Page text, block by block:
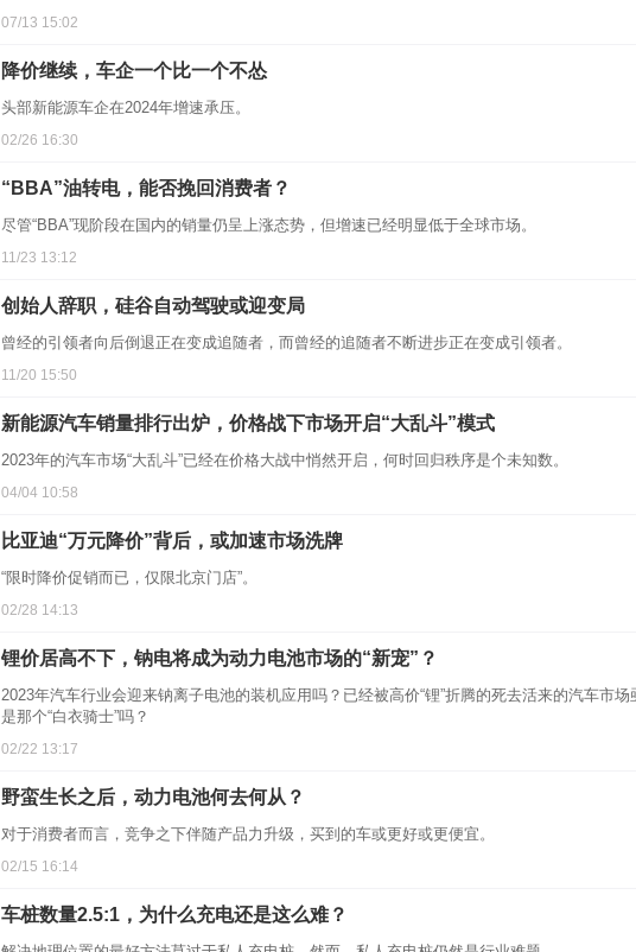
07/13 15:02
降价继续，车企一个比一个不怂
头部新能源车企在2024年增速承压。
02/26 16:30
“BBA”油转电，能否挽回消费者？
尽管“BBA”现阶段在国内的销量仍呈上涨态势，但增速已经明显低于全球市场。
11/23 13:12
创始人辞职，硅谷自动驾驶或迎变局
曾经的引领者向后倒退正在变成追随者，而曾经的追随者不断进步正在变成引领者。
11/20 15:50
新能源汽车销量排行出炉，价格战下市场开启“大乱斗”模式
2023年的汽车市场“大乱斗”已经在价格大战中悄然开启，何时回归秩序是个未知数。
04/04 10:58
比亚迪“万元降价”背后，或加速市场洗牌
“限时降价促销而已，仅限北京门店”。
02/28 14:13
锂价居高不下，钠电将成为动力电池市场的“新宠”？
2023年汽车行业会迎来钠离子电池的装机应用吗？已经被高价“锂”折腾的死去活来的汽车市
是那个“白衣骑士”吗？
02/22 13:17
野蛮生长之后，动力电池何去何从？
对于消费者而言，竞争之下伴随产品力升级，买到的车或更好或更便宜。
02/15 16:14
车桩数量2.5:1，为什么充电还是这么难？